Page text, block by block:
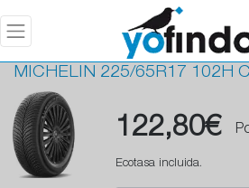
MICHELIN 225/65R17 102H
122,80€
Ecotasa incluida.